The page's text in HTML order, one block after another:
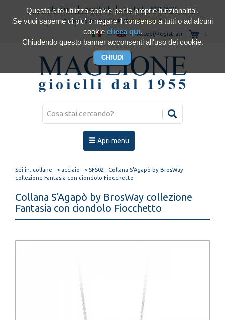
Chi siamo Feedback Contatti-800178921
Clienti soddisfatti 4.93/5
Accedi/Registrati
Apri menu
Sei in: collane --> acciaio --> SFS02 - Collana S'Agapò by BrosWay
collezione Fantasia con ciondolo Fiocchetto
Collana S'Agapò by BrosWay collezione
Fantasia con ciondolo Fiocchetto
Questo sito utilizza cookie per le proprie funzionalita'.
Se vuoi saperne di piu' o negare il consenso a tutti o ad alcuni
cookie clicca qui.
Chiudendo questo banner acconsenti all'uso dei cookie.